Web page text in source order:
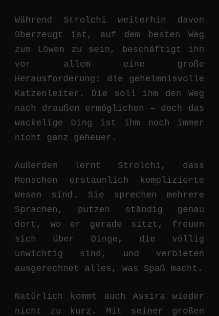
Während Strolchi weiterhin davon
überzeugt ist, auf dem besten Weg
zum Löwen zu sein, beschäftigt ihn
vor allem eine große
Herausforderung: die geheimnisvolle
Katzenleiter. Die soll ihm den Weg
nach draußen ermöglichen – doch das
wackelige Ding ist ihm noch immer
nicht ganz geheuer.
Außerdem lernt Strolchi, dass
Menschen erstaunlich komplizierte
Wesen sind. Sie sprechen mehrere
Sprachen, putzen ständig genau
dort, wo er gerade sitzt, freuen
sich über Dinge, die völlig
unwichtig sind, und verbieten
ausgerechnet alles, was Spaß macht.
Natürlich kommt auch Assira wieder
nicht zu kurz. Mit seiner großen